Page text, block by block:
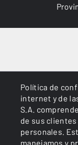
Política de
internet y de
S.A.
de sus
personales.
manejamos y